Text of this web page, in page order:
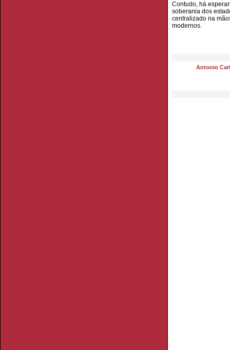
Contudo, há
soberania dos
centralizado na
modernos.
Antonio